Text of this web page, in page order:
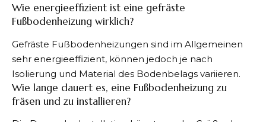
Wie energieeffizient ist eine gefräste
Fußbodenheizung wirklich?
Gefräste Fußbodenheizungen sind im Allgemeinen
sehr energieeffizient, können jedoch je nach
Isolierung und Material des Bodenbelags variieren.
Wie lange dauert es, eine Fußbodenheizung zu
fräsen und zu installieren?